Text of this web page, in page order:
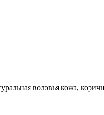
воловья кожа,